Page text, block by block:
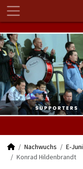
Nachwuchs E-
Konrad Hildenbrandt